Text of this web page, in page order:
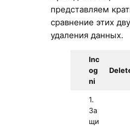
представляем
сравнение этих
удаления данных.
Inc
og
ni
1.
За
щи